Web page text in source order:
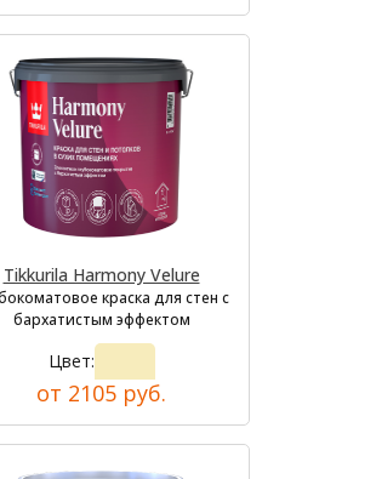
Tikkurila Harmony Velure
краска для стен с
бархатистым эффектом
Цвет:
от 2105 руб.